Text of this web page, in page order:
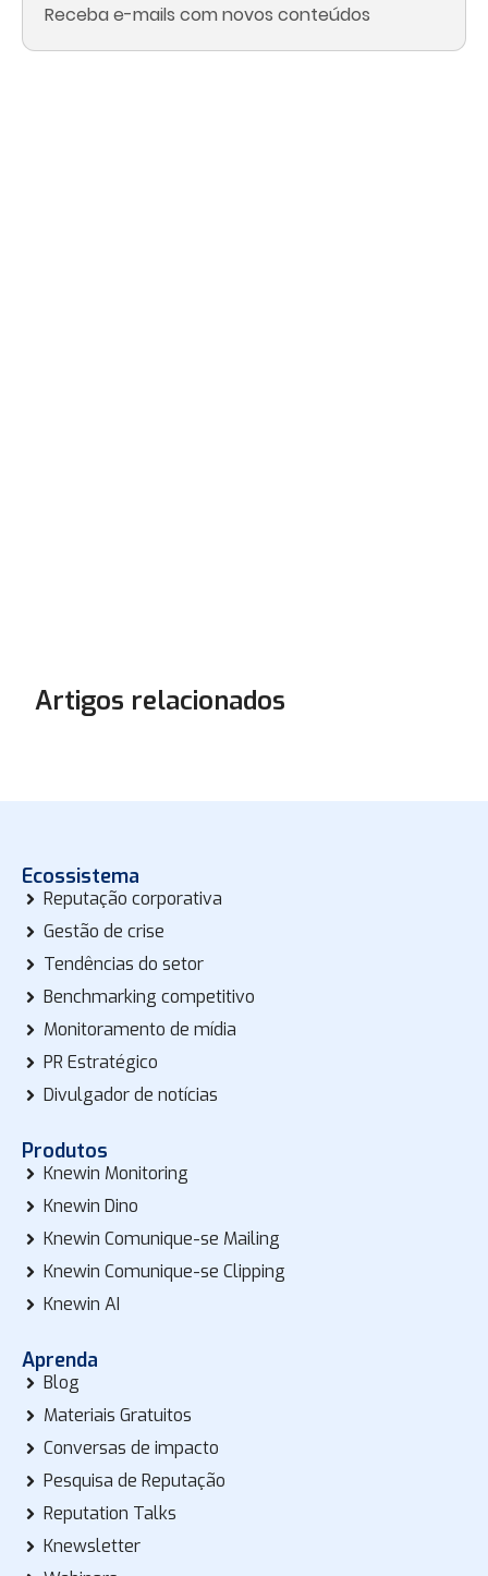
Receba e-mails com novos conteúdos
Artigos relacionados
Ecossistema
Reputação corporativa
Gestão de crise
Tendências do setor
Benchmarking competitivo
Monitoramento de mídia
PR Estratégico
Divulgador de notícias
Produtos
Knewin Monitoring
Knewin Dino
Knewin Comunique-se Mailing
Knewin Comunique-se Clipping
Knewin AI
Aprenda
Blog
Materiais Gratuitos
Conversas de impacto
Pesquisa de Reputação
Reputation Talks
Knewsletter